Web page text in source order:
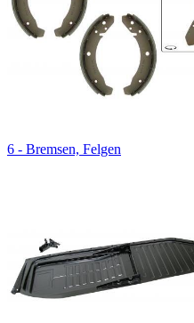
6 - Bremsen, Felgen